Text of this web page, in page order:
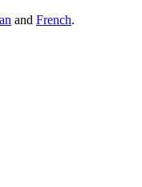
and French.